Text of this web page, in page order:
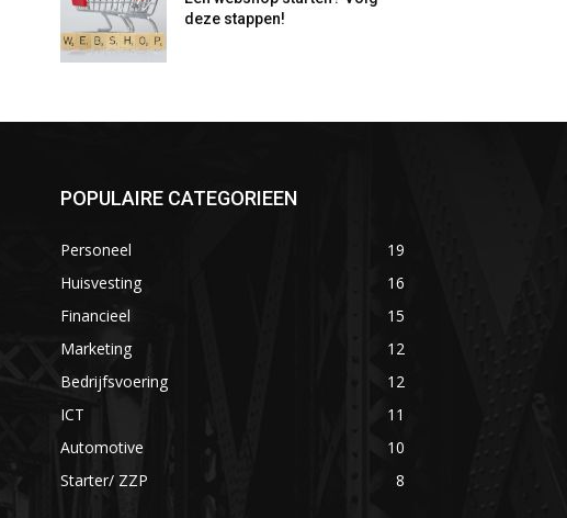
deze stappen!
POPULAIRE CATEGORIEEN
Personeel
19
Huisvesting
16
Financieel
15
Marketing
12
Bedrijfsvoering
12
ICT
11
Automotive
10
Starter/ ZZP
8